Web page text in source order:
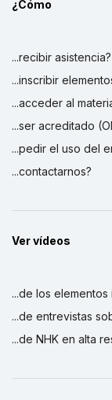
¿Cómo
...recibir asistencia?
...inscribir
...acceder al
...ser acreditado
...pedir el uso del
...contactarnos?
Ver vídeos
...de los elementos
...de entrevistas
...de NHK en alta